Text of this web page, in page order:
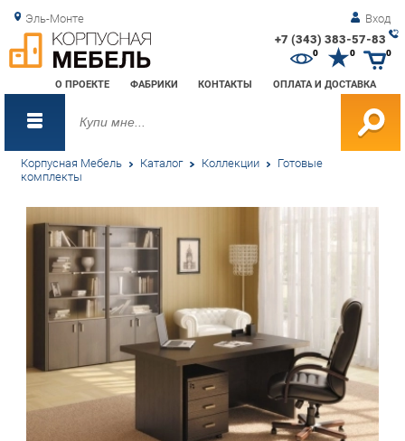
Эль-Монте Вход
+7 (343) 383-57-83
О ПРОЕКТЕ ФАБРИКИ КОНТАКТЫ ОПЛАТА И ДОСТАВКА
0 0
Корпусная Мебель Каталог Коллекции Готовые
комплекты